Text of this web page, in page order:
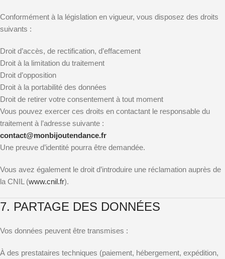
Conformément à la législation en vigueur, vous disposez des droits
suivants :
Droit d’accès, de rectification, d’effacement
Droit à la limitation du traitement
Droit d’opposition
Droit à la portabilité des données
Droit de retirer votre consentement à tout moment
Vous pouvez exercer ces droits en contactant le responsable du
traitement à l’adresse suivante :
contact@monbijoutendance.fr
Une preuve d’identité pourra être demandée.
Vous avez également le droit d’introduire une réclamation auprès de
la CNIL (www.cnil.fr).
7. PARTAGE DES DONNÉES
Vos données peuvent être transmises :
À des prestataires techniques (paiement, hébergement, expédition,